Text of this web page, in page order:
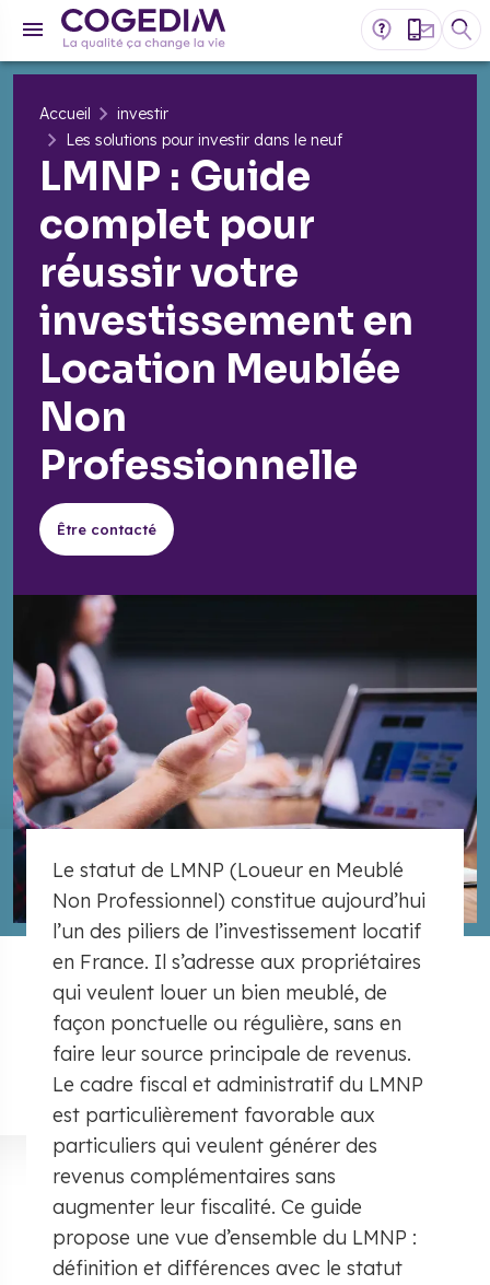
Accueil
investir
Les solutions pour investir dans le neuf
​LMNP : Guide
complet pour
réussir votre
investissement en
Location Meublée
Non
Professionnelle
Être contacté
Le statut de LMNP (Loueur en Meublé
Non Professionnel) constitue aujourd’hui
l’un des piliers de l’investissement locatif
en France. Il s’adresse aux propriétaires
qui veulent louer un bien meublé, de
façon ponctuelle ou régulière, sans en
faire leur source principale de revenus.
Le cadre fiscal et administratif du LMNP
est particulièrement favorable aux
particuliers qui veulent générer des
revenus complémentaires sans
augmenter leur fiscalité. Ce guide
propose une vue d’ensemble du LMNP :
définition et différences avec le statut